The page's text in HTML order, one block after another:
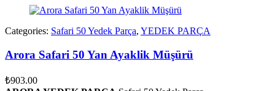
Categories: Safari 50 Yedek Parça, YEDEK PARÇA
Arora Safari 50 Yan Ayaklik Müşürü
₺903.00